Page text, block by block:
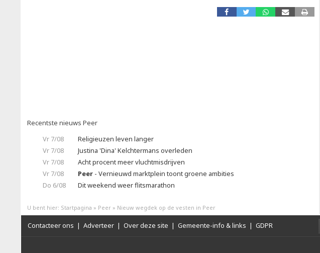
Recentste nieuws Peer
Vr 7/08
Religieuzen leven langer
Vr 7/08
Justina 'Dina' Kelchtermans overleden
Vr 7/08
Acht procent meer vluchtmisdrijven
Vr 7/08
Peer - Vernieuwd marktplein toont groene ambities
Do 6/08
Dit weekend weer flitsmarathon
U bent hier: Startpagina » Peer » Nieuw wegdek op de vesten in Peer
Contacteer ons | Adverteer | Over deze site | Gemeente-info & links | GDPR